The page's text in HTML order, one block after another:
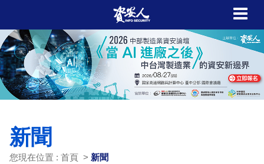
新聞
您現在位置 : 首頁 > 新聞